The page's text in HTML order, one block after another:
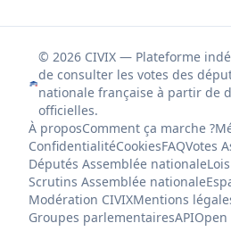
© 2026 CIVIX — Plateforme
de consulter les votes des
nationale française à partir de
officielles.
À proposComment ça marche ?
ConfidentialitéCookiesFAQVotes
Députés Assemblée nationale
Scrutins Assemblée nationale
Modération CIVIXMentions
Groupes parlementairesAPIOpen